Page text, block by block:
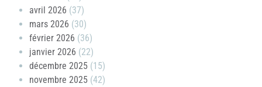
avril 2026 (37)
mars 2026 (30)
février 2026 (36)
janvier 2026 (22)
décembre 2025 (15)
novembre 2025 (42)